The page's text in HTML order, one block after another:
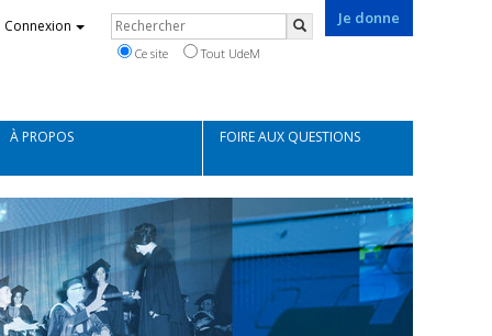
Je donne
Connexion Rechercher
Ce site Tout UdeM
À PROPOS FOIRE AUX QUESTIONS